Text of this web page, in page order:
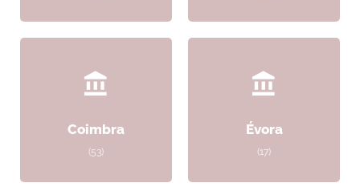
Coimbra
(53)
Évora
(17)